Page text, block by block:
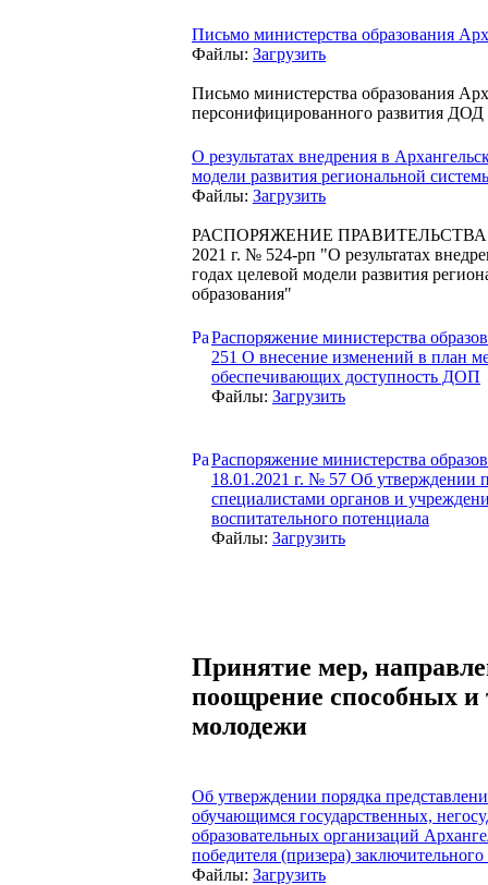
Письмо министерства образования
Файлы: Загрузить
Письмо министерства образования
персонифицированного развития ДОД
О результатах внедрения в
модели развития региональной
Файлы: Загрузить
РАСПОРЯЖЕНИЕ ПРАВИТЕЛЬСТВА
2021 г. № 524-рп "О результатах
годах целевой модели развития
образования"
Распоряжение министерства
251 О внесение изменений в план
обеспечивающих доступность ДОП
Файлы: Загрузить
Распоряжение министерства
18.01.2021 г. № 57 Об утверждении
специалистами органов и
воспитательного потенциала
Файлы: Загрузить
Принятие мер,
поощрение способных и
молодежи
Об утверждении порядка
обучающимся государственных,
образовательных организаций
победителя (призера) заключительного
Файлы: Загрузить